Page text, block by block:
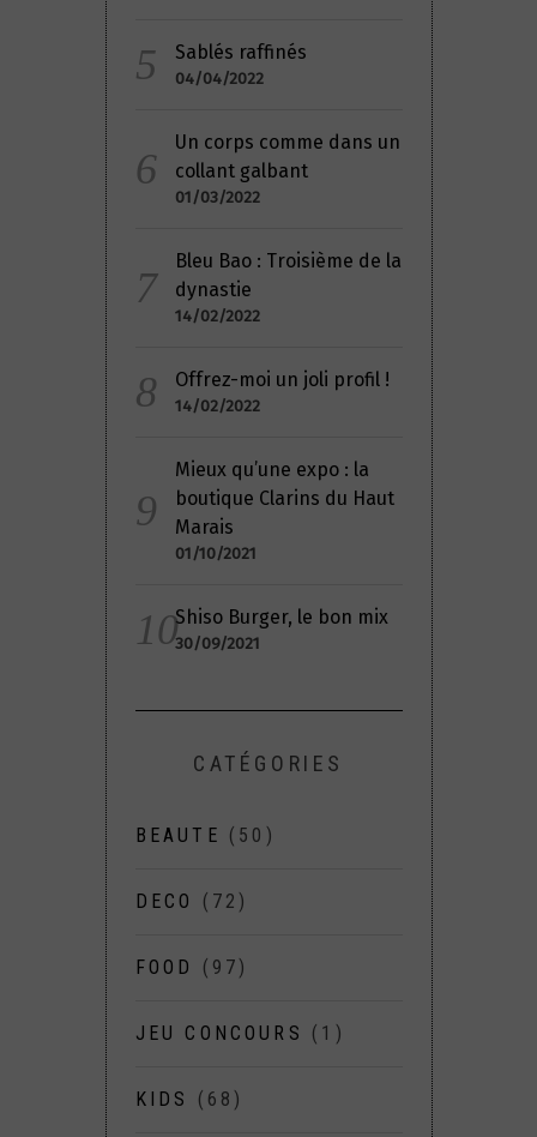
Sablés raffinés
04/04/2022
Un corps comme dans un
collant galbant
01/03/2022
Bleu Bao : Troisième de la
dynastie
14/02/2022
Offrez-moi un joli profil !
14/02/2022
Mieux qu’une expo : la
boutique Clarins du Haut
Marais
01/10/2021
Shiso Burger, le bon mix
30/09/2021
CATÉGORIES
BEAUTE (50)
DECO (72)
FOOD (97)
JEU CONCOURS (1)
KIDS (68)